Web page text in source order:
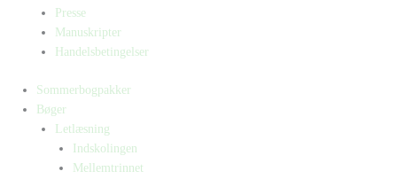
Presse
Manuskripter
Handelsbetingelser
Sommerbogpakker
Bøger
Letlæsning
Indskolingen
Mellemtrinnet